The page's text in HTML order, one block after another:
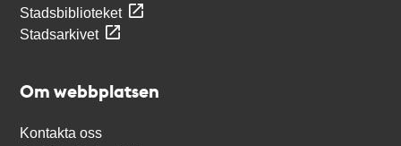
Stadsbiblioteket
Stadsarkivet
Om webbplatsen
Kontakta oss